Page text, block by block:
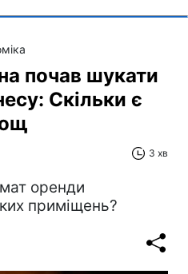
почав шукати
Скільки є
3 хв
оренди
приміщень?